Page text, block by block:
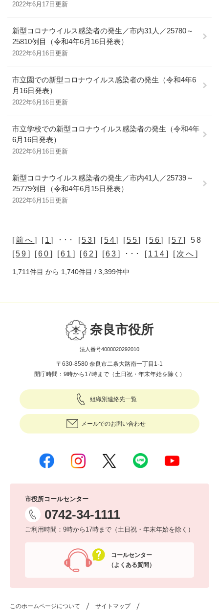
2022年6月17日更新
新型コロナウイルス感染者の発生／市内31人／25780～
25810例目（令和4年6月16日発表）
2022年6月16日更新
市立園での新型コロナウイルス感染者の発生（令和4年6
月16日発表）
2022年6月16日更新
市立学校での新型コロナウイルス感染者の発生（令和4年
6月16日発表）
2022年6月16日更新
新型コロナウイルス感染者の発生／市内41人／25739～
25779例目（令和4年6月15日発表）
2022年6月15日更新
[前へ ] [1] ･･･ [53] [54] [55] [56] [57] 58
[59 ] [60 ] [61 ] [62 ] [63 ] ･･･ [114 ] [次へ ]
1,711件目 から 1,740件目 / 3,399件中
奈良市役所
法人番号4000020292010
〒630-8580 奈良市二条大路南一丁目1-1
開庁時間：9時から17時まで（土日祝・年末年始を除く）
組織別連絡先一覧
メールでのお問い合わせ
市役所コールセンター
0742-34-1111
ご利用時間：9時から17時まで（土日祝・年末年始を除く）
コールセンター
（よくある質問）
このホームページについて サイトマップ